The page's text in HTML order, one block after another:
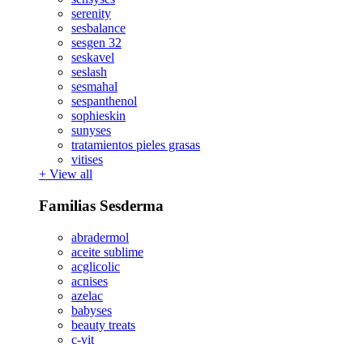
serenity
sesbalance
sesgen 32
seskavel
seslash
sesmahal
sespanthenol
sophieskin
sunyses
tratamientos pieles grasas
vitises
+ View all
Familias Sesderma
abradermol
aceite sublime
acglicolic
acnises
azelac
babyses
beauty treats
c-vit